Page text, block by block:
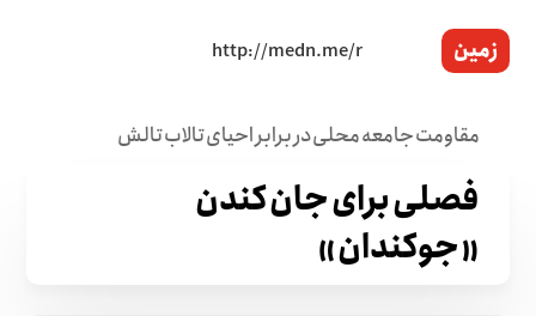
زمین
مقاومت جامعه محلی در برابر احیای تالاب تالش
فصلی برای جان کندن
«جوکندان»